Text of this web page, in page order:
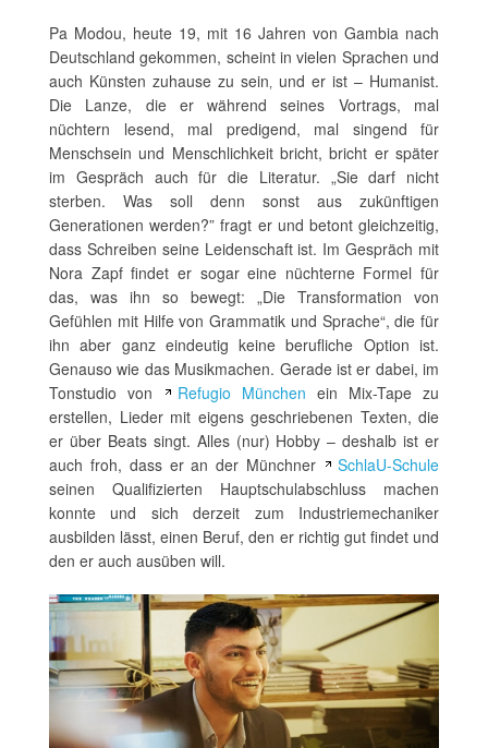
Pa Modou, heute 19, mit 16 Jahren von Gambia nach
Deutschland gekommen, scheint in vielen Sprachen und
auch Künsten zuhause zu sein‚ und er ist – Humanist.
Die Lanze, die er während seines Vortrags, mal
nüchtern lesend, mal predigend, mal singend für
Menschsein und Menschlichkeit bricht, bricht er später
im Gespräch auch für die Literatur. „Sie darf nicht
sterben. Was soll denn sonst aus zukünftigen
Generationen werden?” fragt er und betont gleichzeitig,
dass Schreiben seine Leidenschaft ist. Im Gespräch mit
Nora Zapf findet er sogar eine nüchterne Formel für
das, was ihn so bewegt: „Die Transformation von
Gefühlen mit Hilfe von Grammatik und Sprache“, die für
ihn aber ganz eindeutig keine berufliche Option ist.
Genauso wie das Musikmachen. Gerade ist er dabei, im
Tonstudio von
Refugio München ein Mix-Tape zu
erstellen, Lieder mit eigens geschriebenen Texten, die
er über Beats singt. Alles (nur) Hobby – deshalb ist er
auch froh, dass er an der Münchner
SchlaU-Schule
seinen Qualifizierten Hauptschulabschluss machen
konnte und sich derzeit zum Industriemechaniker
ausbilden lässt, einen Beruf, den er richtig gut findet und
den er auch ausüben will.